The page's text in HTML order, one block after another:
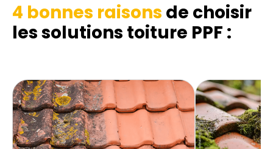
4 bonnes raisons de choisir
lessolutions toiture PPF :